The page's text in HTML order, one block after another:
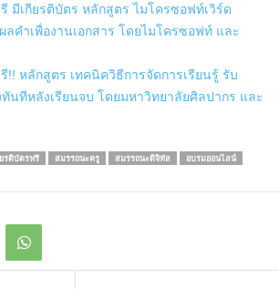
มีเกียรติบัตร หลักสูตร ไมโครซอฟท์เวิร์ด
คำเพื่องานเอกสาร โดยไมโครซอฟท์ และ
!! หลักสูตร เทคนิควิธีการจัดการเรียนรู้ รับ
นทีหลังเรียนจบ โดยมหาวิทยาลัยศิลปากร และ
รติบัตรฟรี สมรรถนะครู สมรรถนะดิจิทัล
อบรมออนไลน์